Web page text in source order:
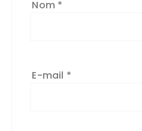
Nom *
E-mail *